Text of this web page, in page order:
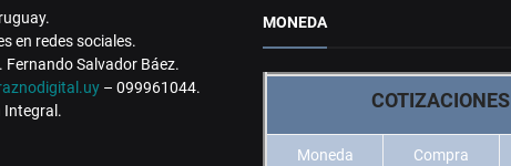
en redes sociales.
Fernando Salvador Báez.
– 099961044.
Integral.
MONEDA
COTIZACIONES
Moneda Compra